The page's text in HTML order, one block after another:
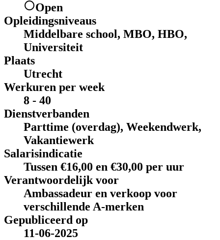
Open
Opleidingsniveaus
Middelbare school, MBO, HBO,
Universiteit
Plaats
Utrecht
Werkuren per week
8 - 40
Dienstverbanden
Parttime (overdag), Weekendwerk,
Vakantiewerk
Salarisindicatie
Tussen €16,00 en €30,00 per uur
Verantwoordelijk voor
Ambassadeur en verkoop voor
verschillende A-merken
Gepubliceerd op
11-06-2025